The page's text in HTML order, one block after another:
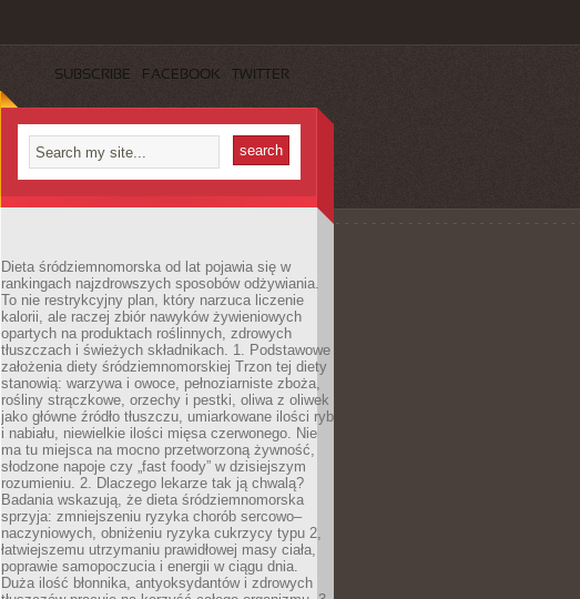
SUBSCRIBE FACEBOOK TWITTER
Dieta śródziemnomorska od lat pojawia się w
rankingach najzdrowszych sposobów odżywiania.
To nie restrykcyjny plan, który narzuca liczenie
kalorii, ale raczej zbiór nawyków żywieniowych
opartych na produktach roślinnych, zdrowych
tłuszczach i świeżych składnikach. 1. Podstawowe
założenia diety śródziemnomorskiej Trzon tej diety
stanowią: warzywa i owoce, pełnoziarniste zboża,
rośliny strączkowe, orzechy i pestki, oliwa z oliwek
jako główne źródło tłuszczu, umiarkowane ilości ryb
i nabiału, niewielkie ilości mięsa czerwonego. Nie
ma tu miejsca na mocno przetworzoną żywność,
słodzone napoje czy „fast foody” w dzisiejszym
rozumieniu. 2. Dlaczego lekarze tak ją chwalą?
Badania wskazują, że dieta śródziemnomorska
sprzyja: zmniejszeniu ryzyka chorób sercowo–
naczyniowych, obniżeniu ryzyka cukrzycy typu 2,
łatwiejszemu utrzymaniu prawidłowej masy ciała,
poprawie samopoczucia i energii w ciągu dnia.
Duża ilość błonnika, antyoksydantów i zdrowych